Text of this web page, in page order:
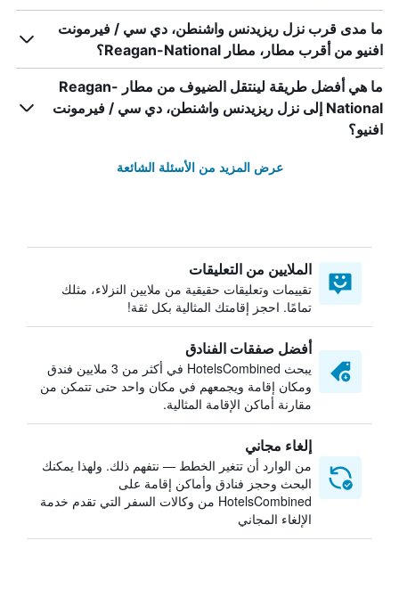
ما مدى قرب نزل ريزيدنس واشنطن، دي سي / فيرمونت
افنيو من أقرب مطار، مطار Reagan-National؟
ما هي أفضل طريقة لينتقل الضيوف من مطار Reagan-
National إلى نزل ريزيدنس واشنطن، دي سي / فيرمونت
افنيو؟
عرض المزيد من الأسئلة الشائعة
الملايين من التعليقات
تقييمات وتعليقات حقيقية من ملايين النزلاء، مثلك
تمامًا. احجز إقامتك المثالية بكل ثقة!
أفضل صفقات الفنادق
يبحث HotelsCombined في أكثر من 3 ملايين فندق
ومكان إقامة ويجمعهم في مكان واحد حتى تتمكن من
مقارنة أماكن الإقامة المثالية.
إلغاء مجاني
من الوارد أن تتغير الخطط — نتفهم ذلك. ولهذا يمكنك
البحث وحجز فنادق وأماكن إقامة على
HotelsCombined من وكالات السفر التي تقدم خدمة
الإلغاء المجاني